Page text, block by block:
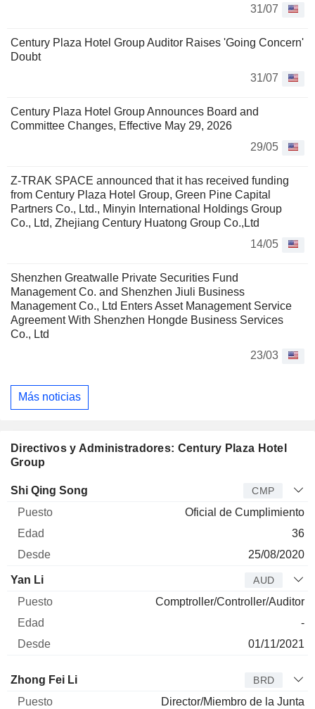
31/07
Century Plaza Hotel Group Auditor Raises 'Going Concern'
Doubt
31/07
Century Plaza Hotel Group Announces Board and
Committee Changes, Effective May 29, 2026
29/05
Z-TRAK SPACE announced that it has received funding
from Century Plaza Hotel Group, Green Pine Capital
Partners Co., Ltd., Minyin International Holdings Group
Co., Ltd, Zhejiang Century Huatong Group Co.,Ltd
14/05
Shenzhen Greatwalle Private Securities Fund
Management Co. and Shenzhen Jiuli Business
Management Co., Ltd Enters Asset Management Service
Agreement With Shenzhen Hongde Business Services
Co., Ltd
23/03
Más noticias
Directivos y Administradores: Century Plaza Hotel
Group
Director Puesto
Shi Qing Song CMP
Oficial de Cumplimiento
36
25/08/2020
Yan Li AUD
Comptroller/Controller/Auditor
-
01/11/2021
Administrador
Zhong Fei Li BRD
Director/Miembro de la Junta